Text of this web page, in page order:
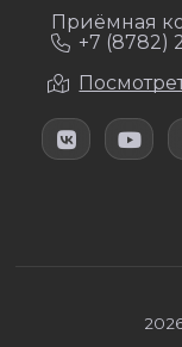
Приёмная
+7 (8782)